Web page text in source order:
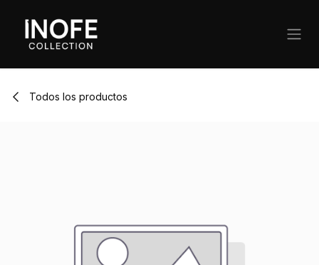
Todos los productos